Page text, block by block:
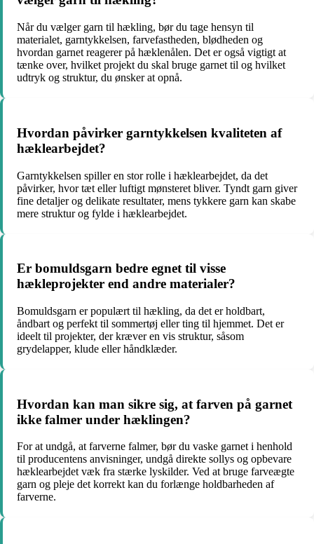
Når du vælger garn til hækling, bør du tage hensyn til
materialet, garntykkelsen, farvefastheden, blødheden og
hvordan garnet reagerer på hæklenålen. Det er også vigtigt at
tænke over, hvilket projekt du skal bruge garnet til og hvilket
udtryk og struktur, du ønsker at opnå.
Hvordan påvirker garntykkelsen kvaliteten af
hæklearbejdet?
Garntykkelsen spiller en stor rolle i hæklearbejdet, da det
påvirker, hvor tæt eller luftigt mønsteret bliver. Tyndt garn giver
fine detaljer og delikate resultater, mens tykkere garn kan skabe
mere struktur og fylde i hæklearbejdet.
Er bomuldsgarn bedre egnet til visse
hækleprojekter end andre materialer?
Bomuldsgarn er populært til hækling, da det er holdbart,
åndbart og perfekt til sommertøj eller ting til hjemmet. Det er
ideelt til projekter, der kræver en vis struktur, såsom
grydelapper, klude eller håndklæder.
Hvordan kan man sikre sig, at farven på garnet
ikke falmer under hæklingen?
For at undgå, at farverne falmer, bør du vaske garnet i henhold
til producentens anvisninger, undgå direkte sollys og opbevare
hæklearbejdet væk fra stærke lyskilder. Ved at bruge farveægte
garn og pleje det korrekt kan du forlænge holdbarheden af
farverne.